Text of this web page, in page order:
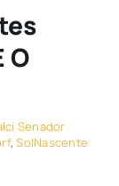
O
Senador
,SolNascente